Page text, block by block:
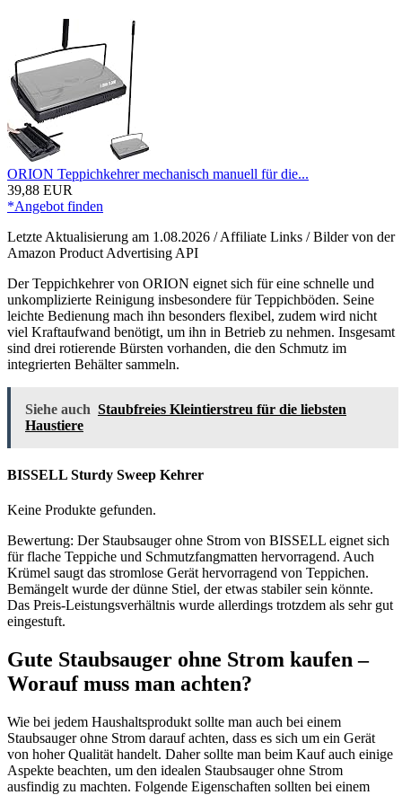
ORION Teppichkehrer mechanisch manuell für die...
39,88 EUR
*Angebot finden
Letzte Aktualisierung am 1.08.2026 / Affiliate Links / Bilder von der
Amazon Product Advertising API
Der Teppichkehrer von ORION eignet sich für eine schnelle und
unkomplizierte Reinigung insbesondere für Teppichböden. Seine
leichte Bedienung mach ihn besonders flexibel, zudem wird nicht
viel Kraftaufwand benötigt, um ihn in Betrieb zu nehmen. Insgesamt
sind drei rotierende Bürsten vorhanden, die den Schmutz im
integrierten Behälter sammeln.
Siehe auch Staubfreies Kleintierstreu für die liebsten
Haustiere
BISSELL Sturdy Sweep Kehrer
Keine Produkte gefunden.
Bewertung: Der Staubsauger ohne Strom von BISSELL eignet sich
für flache Teppiche und Schmutzfangmatten hervorragend. Auch
Krümel saugt das stromlose Gerät hervorragend von Teppichen.
Bemängelt wurde der dünne Stiel, der etwas stabiler sein könnte.
Das Preis-Leistungsverhältnis wurde allerdings trotzdem als sehr gut
eingestuft.
Gute Staubsauger ohne Strom kaufen –
Worauf muss man achten?
Wie bei jedem Haushaltsprodukt sollte man auch bei einem
Staubsauger ohne Strom darauf achten, dass es sich um ein Gerät
von hoher Qualität handelt. Daher sollte man beim Kauf auch einige
Aspekte beachten, um den idealen Staubsauger ohne Strom
ausfindig zu machten. Folgende Eigenschaften sollten bei einem